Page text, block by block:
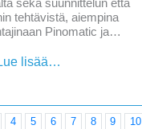
sekä suunnittelun että
tehtävistä, aiempina
Pinomatic ja…
lisää…
4 5 6 7 8 9 10